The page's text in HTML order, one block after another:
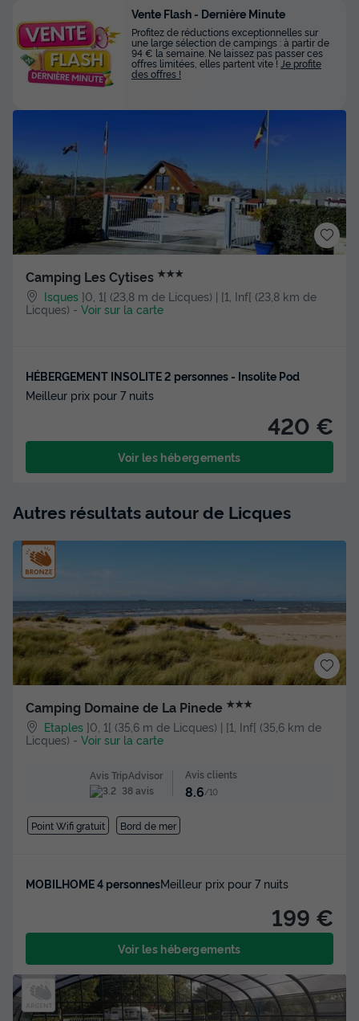
Camping Les Cytises ★★★
Isques ]0, 1[ (23,8 m de Licques) | [1, Inf[ (23,8 km de
Licques) - Voir sur la carte
HÉBERGEMENT INSOLITE 2 personnes - Insolite Pod
Meilleur prix pour 7 nuits
420 €
Voir les hébergements
Autres résultats autour de Licques
Camping Domaine de La Pinede ★★★
Etaples ]0, 1[ (35,6 m de Licques) | [1, Inf[ (35,6 km de
Licques) - Voir sur la carte
Avis TripAdvisor
38 avis
Avis clients
8.6/10
Point Wifi gratuit Bord de mer
MOBILHOME 4 personnesMeilleur prix pour 7 nuits
199 €
Voir les hébergements
Vente Flash - Dernière Minute
Profitez de réductions exceptionnelles sur
une large sélection de campings : à partir de
94 € la semaine. Ne laissez pas passer ces
offres limitées, elles partent vite ! Je profite
des offres !